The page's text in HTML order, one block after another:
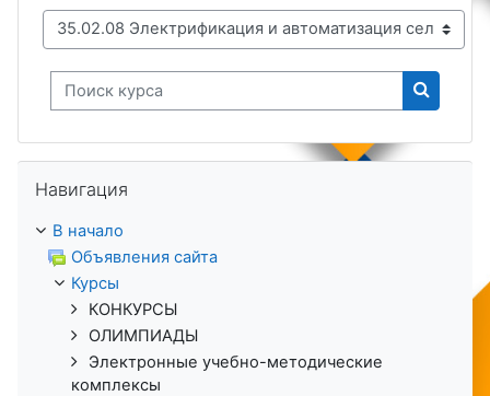
Поиск курса
Поиск
Навигация
В начало
Объявления сайта
Курсы
КОНКУРСЫ
ОЛИМПИАДЫ
Электронные учебно-методические
комплексы